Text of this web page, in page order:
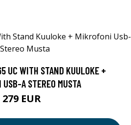
UC WITH STAND KUULOKE +
USB-A STEREO MUSTA
279 EUR